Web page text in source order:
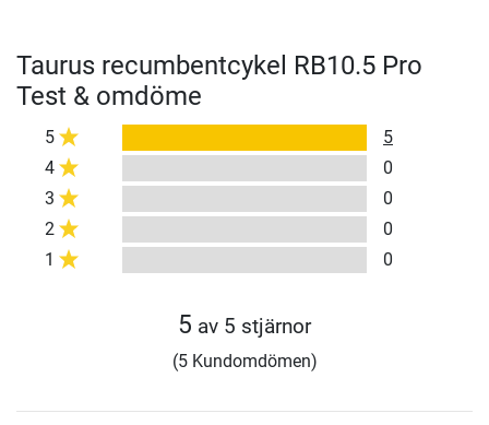
Taurus recumbentcykel RB10.5 Pro
Test & omdöme
5
5
4
0
3
0
2
0
1
0
5 av 5 stjärnor
(5 Kundomdömen)